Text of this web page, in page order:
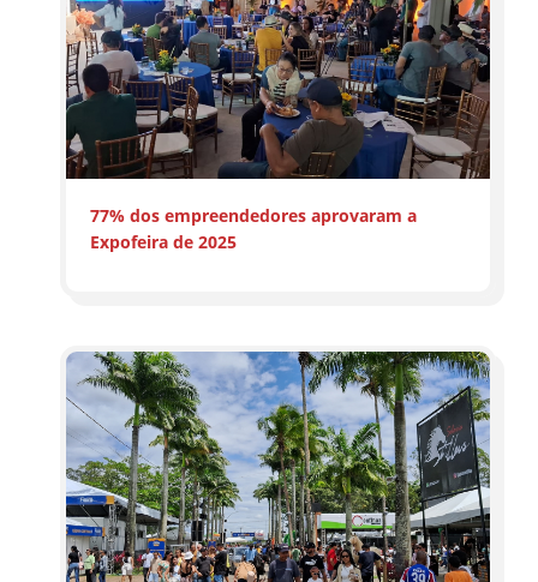
77% dos empreendedores aprovaram a
Expofeira de 2025